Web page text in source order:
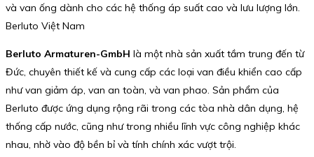
và van ống dành cho các hệ thống áp suất cao và lưu lượng lớn.
Berluto Việt Nam
Berluto Armaturen-GmbH là một nhà sản xuất tầm trung đến từ
Đức, chuyên thiết kế và cung cấp các loại van điều khiển cao cấp
như van giảm áp, van an toàn, và van phao. Sản phẩm của
Berluto được ứng dụng rộng rãi trong các tòa nhà dân dụng, hệ
thống cấp nước, cũng như trong nhiều lĩnh vực công nghiệp khác
nhau, nhờ vào độ bền bỉ và tính chính xác vượt trội.